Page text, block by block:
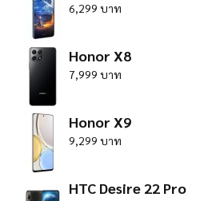
6,299 บาท
Honor X8
7,999 บาท
Honor X9
9,299 บาท
HTC Desire 22 Pro